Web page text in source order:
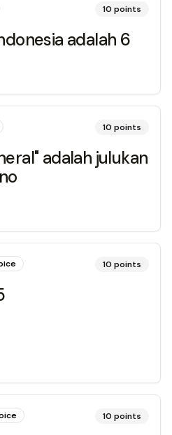
10 points
adalah 6
10 points
adalah julukan
10 points
10 points